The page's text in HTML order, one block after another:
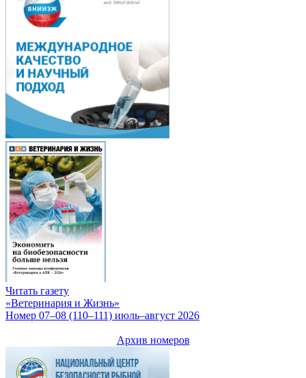
Читать газету
«Ветеринария и Жизнь»
Номер 07–08 (110–111) июль–август 2026
Архив номеров